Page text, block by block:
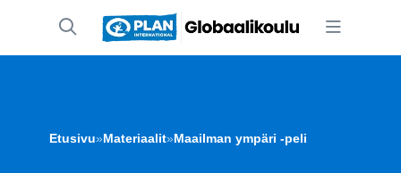
Etusivu»Materiaalit»Maailman ympäri -peli